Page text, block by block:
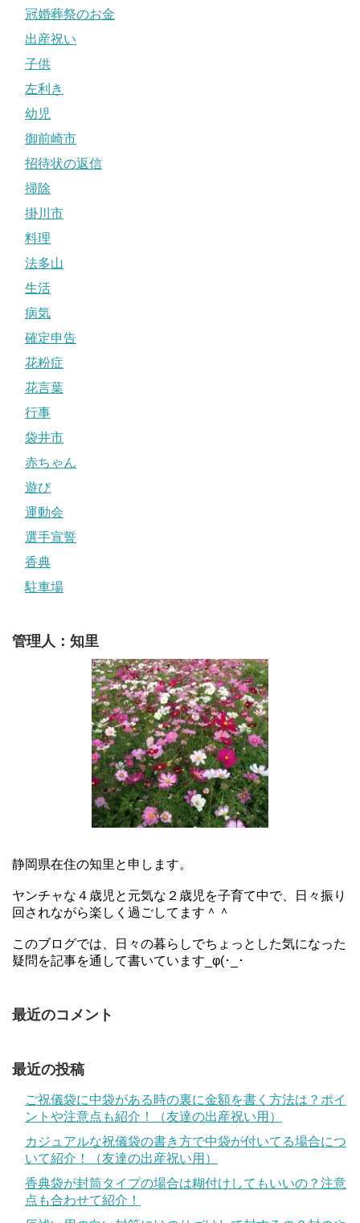
冠婚葬祭のお金
出産祝い
子供
左利き
幼児
御前崎市
招待状の返信
掃除
掛川市
料理
法多山
生活
病気
確定申告
花粉症
花言葉
行事
袋井市
赤ちゃん
遊び
運動会
選手宣誓
香典
駐車場
管理人：知里
静岡県在住の知里と申します。
ヤンチャな４歳児と元気な２歳児を子育て中で、日々振り
回されながら楽しく過ごしてます＾＾
このブログでは、日々の暮らしでちょっとした気になった
疑問を記事を通して書いています_φ(･_･
最近のコメント
最近の投稿
ご祝儀袋に中袋がある時の裏に金額を書く方法は？ポイ
ントや注意点も紹介！（友達の出産祝い用）
カジュアルな祝儀袋の書き方で中袋が付いてる場合につ
いて紹介！（友達の出産祝い用）
香典袋が封筒タイプの場合は糊付けしてもいいの？注意
点も合わせて紹介！